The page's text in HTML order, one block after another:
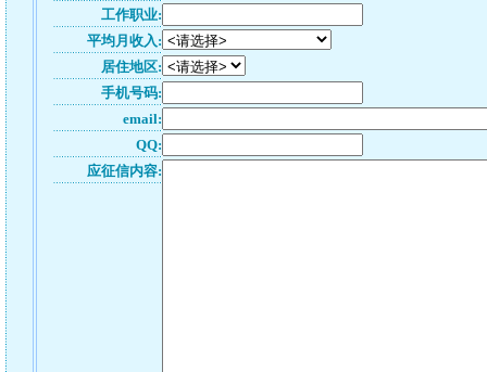
工作职业:
平均月收入:
居住地区:
手机号码:
email:
QQ:
应征信内容: